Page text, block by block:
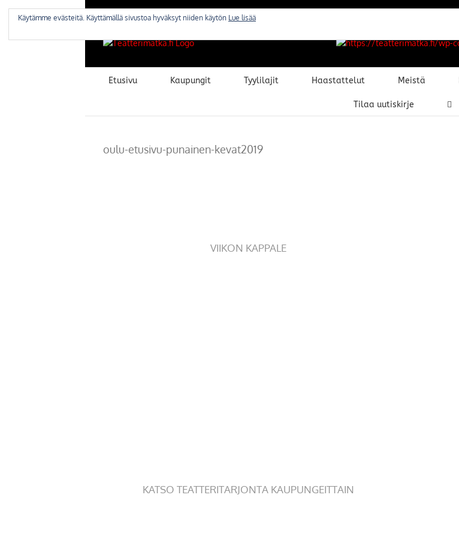
Etusivu Kaupungit Tyylilajit Haastattelut Meistä
Tilaa uutiskirje
oulu-etusivu-punainen-kevat2019
VIIKON KAPPALE
KATSO TEATTERITARJONTA KAUPUNGEITTAIN
Käytämme evästeitä. Käyttämällä sivustoa hyväksyt niiden käytön Lue lisää